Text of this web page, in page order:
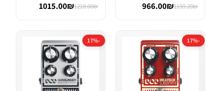
1159.20₪
966.00₪
1218.00₪
1015.00₪
-17%
-17%